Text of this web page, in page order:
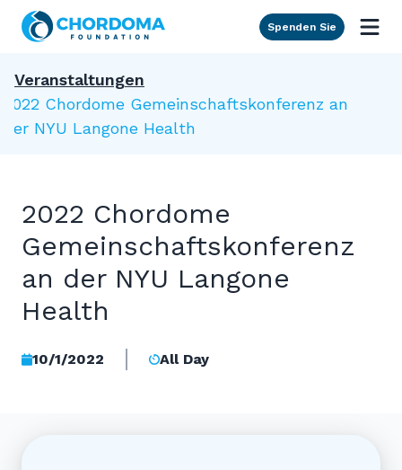
Skip to Main Content
Spenden Sie
Veranstaltungen
2022 Chordome Gemeinschaftskonferenz an
der NYU Langone Health
2022 Chordome
Gemeinschaftskonferenz
an der NYU Langone
Health
10/1/2022 All Day